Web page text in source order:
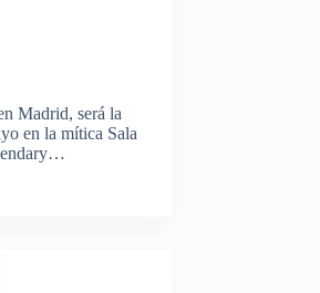
Madrid, será la
en la mítica Sala